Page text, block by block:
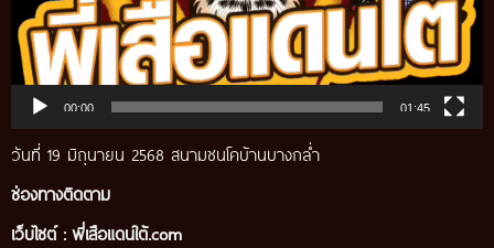
00:00 01:45
วันที่ 19 มิถุนายน 2568 สนามชนโคบ้านบางกล่ำ
ช่องทางติดตาม
เว็บไซต์ : พี่เสือแดนใต้.com